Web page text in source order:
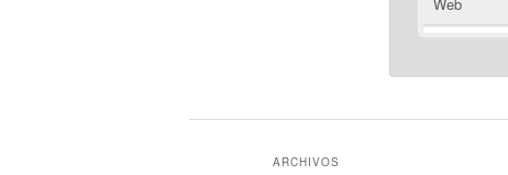
ARCHIVOS